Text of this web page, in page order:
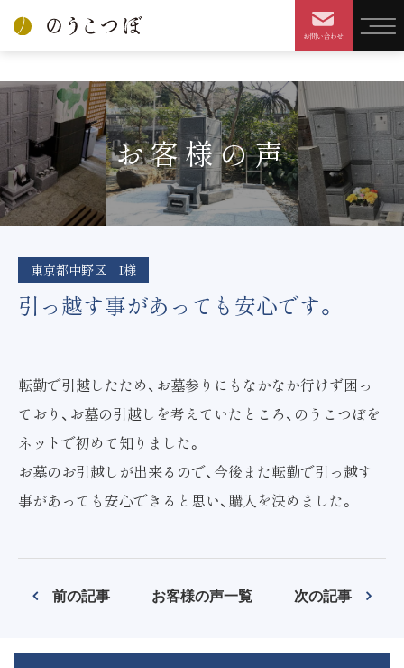
HOME 引っ越す事があっても安心です。
お客様の声
東京都中野区 I様
引っ越す事があっても安心です。
転勤で引越したため、お墓参りにもなかなか行けず困っ
ており、お墓の引越しを考えていたところ、のうこつぼを
ネットで初めて知りました。
お墓のお引越しが出来るので、今後また転勤で引っ越す
事があっても安心できると思い、購入を決めました。
前の記事 お客様の声一覧 次の記事